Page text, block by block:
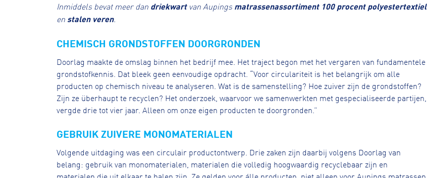
Inmiddels bevat meer dan driekwartvan Aupings matrassenassortiment 100 procent polyestertextiel
en stalen veren.
CHEMISCH GRONDSTOFFEN DOORGRONDEN
Doorlag maakte de omslag binnen het bedrijf mee. Het traject begon met het vergaren van fundamentele
grondstofkennis. Dat bleek geen eenvoudige opdracht. “Voor circulariteit is het belangrijk om alle
producten op chemisch niveau te analyseren. Wat is de samenstelling? Hoe zuiver zijn de grondstoffen?
Zijn ze überhaupt te recyclen? Het onderzoek, waarvoor we samenwerkten met gespecialiseerde partijen,
vergde drie tot vier jaar. Alleen om onze eigen producten te doorgronden.”
GEBRUIK ZUIVERE MONOMATERIALEN
Volgende uitdaging was een circulair productontwerp. Drie zaken zijn daarbij volgens Doorlag van
belang: gebruik van monomaterialen, materialen die volledig hoogwaardig recyclebaar zijn en